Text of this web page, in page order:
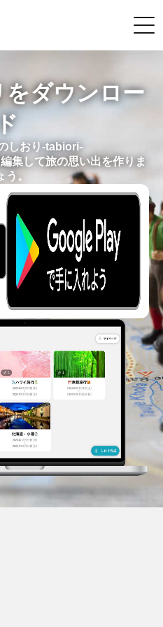
ダウンロー
ド
しおり-tabiori-
集して旅の思い出を作りま
う。